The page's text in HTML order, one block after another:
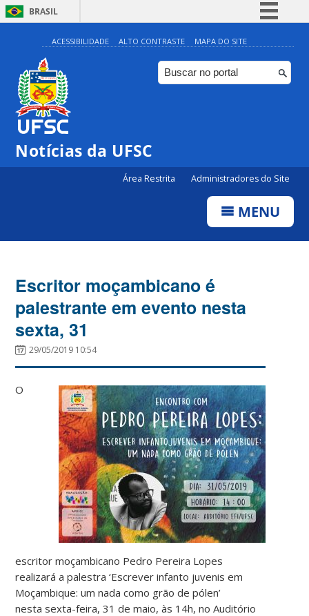
BRASIL
Simplifique!
Comunica BR
Participe
ACESSIBILIDADE ALTO CONTRASTE MAPA DO SITE
Notícias da UFSC
Área Restrita Administradores do Site
MENU
Escritor moçambicano é
palestrante em evento nesta
sexta, 31
29/05/2019 10:54
O
escritor moçambicano Pedro Pereira Lopes
realizará a palestra ‘Escrever infanto juvenis em
Moçambique: um nada como grão de pólen’
nesta sexta-feira, 31 de maio, às 14h, no Auditório